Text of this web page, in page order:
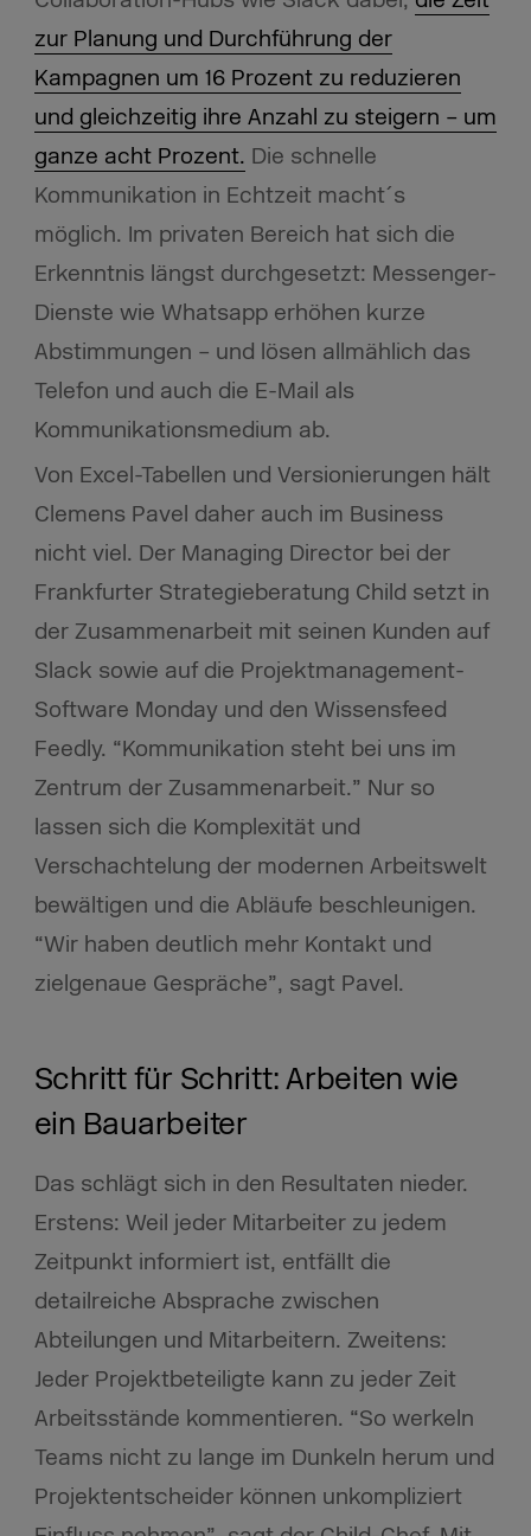
zur Planung und Durchführung der
Kampagnen um 16 Prozent zu reduzieren
und gleichzeitig ihre Anzahl zu steigern – um
ganze acht Prozent. Die schnelle
Kommunikation in Echtzeit macht´s
möglich. Im privaten Bereich hat sich die
Erkenntnis längst durchgesetzt: Messenger-
Dienste wie Whatsapp erhöhen kurze
Abstimmungen – und lösen allmählich das
Telefon und auch die E-Mail als
Kommunikationsmedium ab.
Von Excel-Tabellen und Versionierungen hält
Clemens Pavel daher auch im Business
nicht viel. Der Managing Director bei der
Frankfurter Strategieberatung Child setzt in
der Zusammenarbeit mit seinen Kunden auf
Slack sowie auf die Projektmanagement-
Software Monday und den Wissensfeed
Feedly. “Kommunikation steht bei uns im
Zentrum der Zusammenarbeit.” Nur so
lassen sich die Komplexität und
Verschachtelung der modernen Arbeitswelt
bewältigen und die Abläufe beschleunigen.
“Wir haben deutlich mehr Kontakt und
zielgenaue Gespräche”, sagt Pavel.
Schritt für Schritt: Arbeiten wie
ein Bauarbeiter
Das schlägt sich in den Resultaten nieder.
Erstens: Weil jeder Mitarbeiter zu jedem
Zeitpunkt informiert ist, entfällt die
detailreiche Absprache zwischen
Abteilungen und Mitarbeitern. Zweitens:
Jeder Projektbeteiligte kann zu jeder Zeit
Arbeitsstände kommentieren. “So werkeln
Teams nicht zu lange im Dunkeln herum und
Projektentscheider können unkompliziert